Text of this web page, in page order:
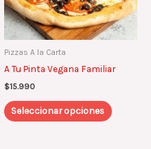
Pizzas A la Carta
A Tu Pinta Vegana Familiar
$15.990
Seleccionar opciones
se
pueden
elegir
la